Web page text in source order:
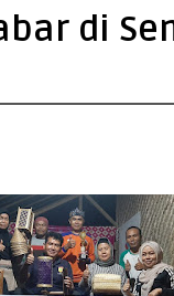
di